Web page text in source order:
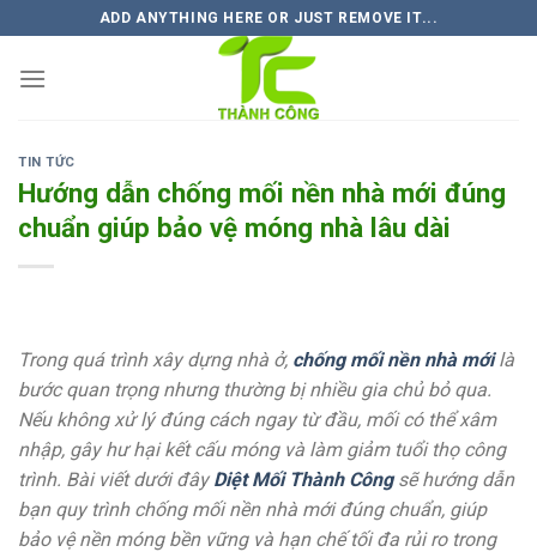
to
content
ADD ANYTHING HERE OR JUST REMOVE IT...
TIN TỨC
Hướng dẫn chống mối nền nhà mới đúng
chuẩn giúp bảo vệ móng nhà lâu dài
Trong quá trình xây dựng nhà ở, chống mối nền nhà mớilà
bước quan trọng nhưng thường bị nhiều gia chủ bỏ qua.
Nếu không xử lý đúng cách ngay từ đầu, mối có thể xâm
nhập, gây hư hại kết cấu móng và làm giảm tuổi thọ công
trình. Bài viết dưới đây Diệt Mối Thành Côngsẽ hướng dẫn
bạn quy trình chống mối nền nhà mới đúng chuẩn, giúp
bảo vệ nền móng bền vững và hạn chế tối đa rủi ro trong